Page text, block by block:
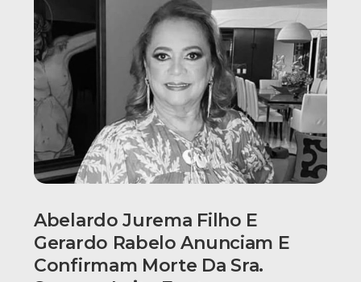
Abelardo Jurema Filho E
Gerardo Rabelo Anunciam E
Confirmam Morte Da Sra.